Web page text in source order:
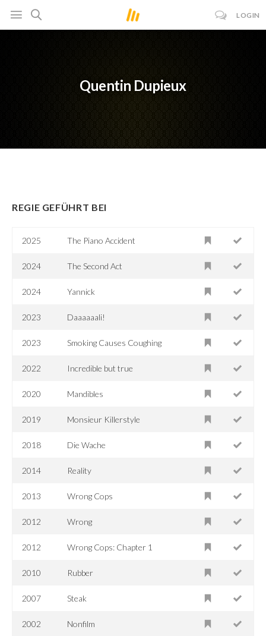
LOGIN
Quentin Dupieux
REGIE GEFÜHRT BEI
2025 The Piano Accident
2024 The Second Act
2024 Yannick
2023 Daaaaaali!
2023 Smoking Causes Coughing
2022 Incredible but true
2020 Mandibles
2019 Monsieur Killerstyle
2018 Die Wache
2014 Reality
2013 Wrong Cops
2012 Wrong
2012 Wrong Cops: Chapter 1
2010 Rubber
2007 Steak
2002 Nonfilm